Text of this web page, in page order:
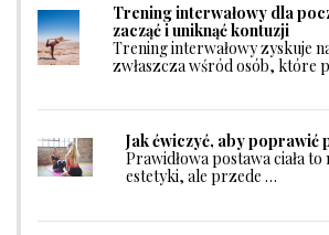
Trening interwałowy dla
zacząć i uniknąć kontuzji
Trening interwałowy zyskuje
zwłaszcza wśród osób, które
Jak ćwiczyć, aby poprawić
Prawidłowa postawa ciała
estetyki, ale przede …